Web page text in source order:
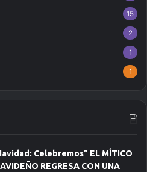
15
2
1
1
Celebremos” EL MÍTICO
REGRESA CON UNA